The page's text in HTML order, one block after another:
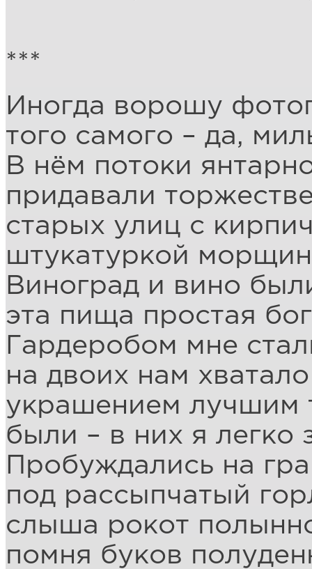
***
Иногда ворошу
того самого – да,
В нём потоки
придавали
старых улиц с
штукатуркой
Виноград и вино
эта пища простая
Гардеробом мне
на двоих нам
украшением лучшим
были – в них я легко
Пробуждались на
под рассыпчатый
слыша рокот
помня буков